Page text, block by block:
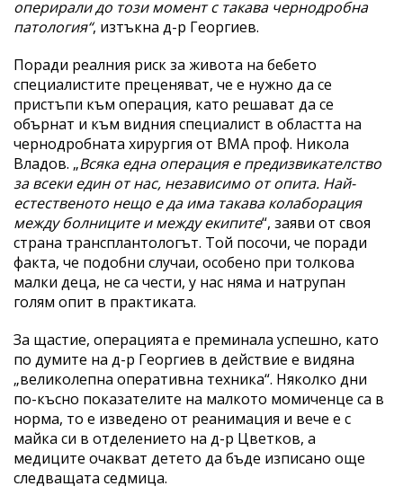
оперирали до този момент с такава чернодробна
патология“, изтъкна д-р Георгиев.
Поради реалния риск за живота на бебето
специалистите преценяват, че е нужно да се
пристъпи към операция, като решават да се
обърнат и към видния специалист в областта на
чернодробната хирургия от ВМА проф. Никола
Владов. „Всяка една операция е предизвикателство
за всеки един от нас, независимо от опита. Най-
естественото нещо е да има такава колаборация
между болниците и между екипите“, заяви от своя
страна трансплантологът. Той посочи, че поради
факта, че подобни случаи, особено при толкова
малки деца, не са чести, у нас няма и натрупан
голям опит в практиката.
За щастие, операцията е преминала успешно, като
по думите на д-р Георгиев в действие е видяна
„великолепна оперативна техника“. Няколко дни
по-късно показателите на малкото момиченце са в
норма, то е изведено от реанимация и вече е с
майка си в отделението на д-р Цветков, а
медиците очакват детето да бъде изписано още
следващата седмица.